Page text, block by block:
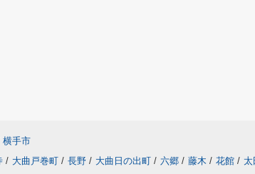
横手市
/ 大曲戸巻町 / 長野 / 大曲日の出町 / 六郷 / 藤木 / 花館 / 太